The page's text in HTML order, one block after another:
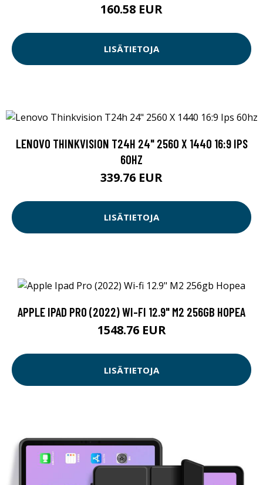
160.58 EUR
LISÄTIETOJA
LENOVO THINKVISION T24H 24" 2560 X 1440 16:9 IPS
60HZ
339.76 EUR
LISÄTIETOJA
APPLE IPAD PRO (2022) WI-FI 12.9" M2 256GB HOPEA
1548.76 EUR
LISÄTIETOJA